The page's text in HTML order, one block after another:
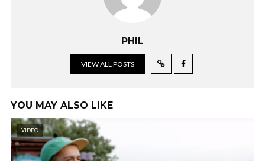
PHIL
VIEW ALL POSTS
YOU MAY ALSO LIKE
VIDEO